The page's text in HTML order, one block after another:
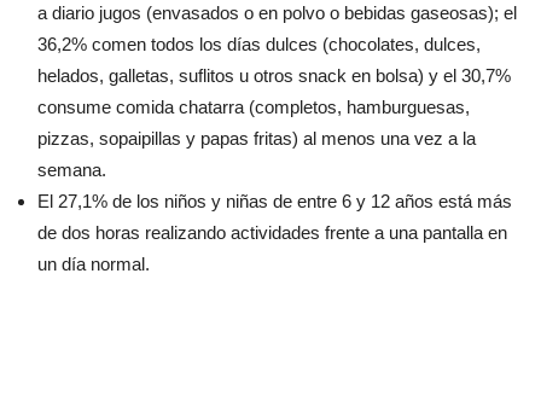
a diario jugos (envasados o en polvo o bebidas gaseosas); el
36,2% comen todos los días dulces (chocolates, dulces,
helados, galletas, suflitos u otros snack en bolsa) y el 30,7%
consume comida chatarra (completos, hamburguesas,
pizzas, sopaipillas y papas fritas) al menos una vez a la
semana.
El 27,1% de los niños y niñas de entre 6 y 12 años está más
de dos horas realizando actividades frente a una pantalla en
un día normal.